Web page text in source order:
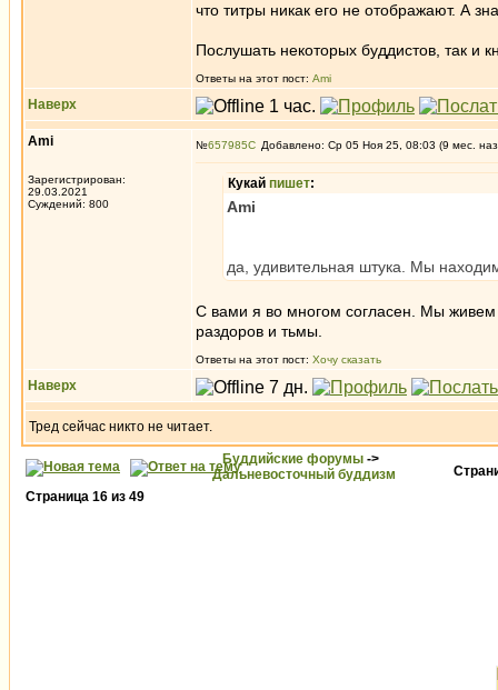
что титры никак его не отображают. А
Послушать некоторых буддистов, так и
Ответы на этот пост: Ami
Наверх
Ami
Зарегистрирован:
29.03.2021
Суждений: 800
№657985 Добавлено: Ср 05 Ноя 25, 08:03 (9 мес.
Кукай пишет:
Ami
да, удивительная штука. Мы
С вами я во многом согласен. Мы живем
раздоров и тьмы.
Ответы на этот пост: Хочу сказать
Наверх
Тред сейчас никто не читает.
Буддийские форумы ->
Дальневосточный буддизм
Страница 16 из 49